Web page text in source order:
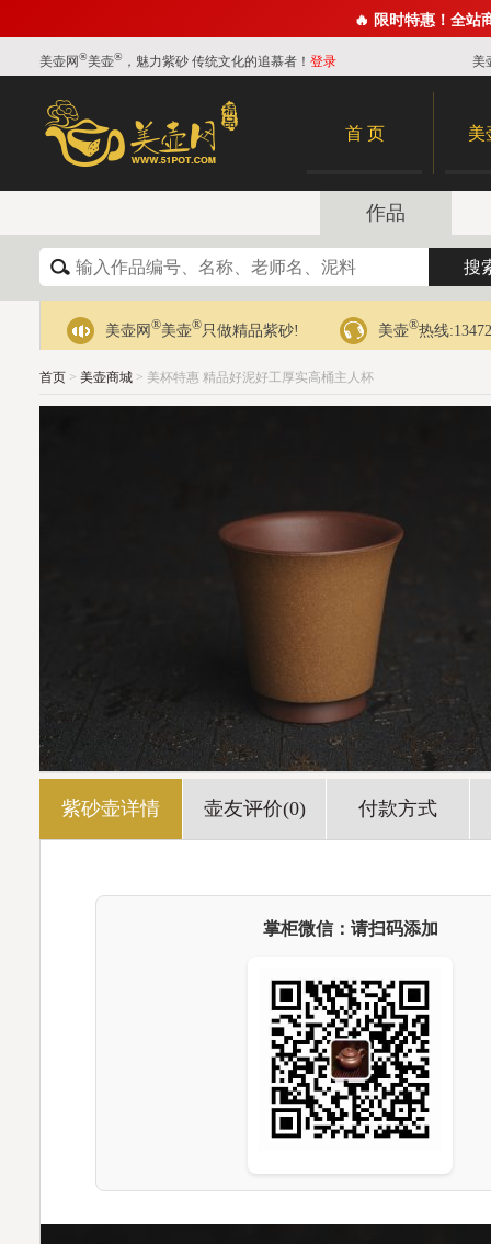
🔥 限时特惠！全站
美壶网®美壶® ，魅力紫砂 传统文化的追慕者！ 登录 美
首 页 美
作品
美壶网®美壶®只做精品紫砂! 美壶®热线
首页 > 美壶商城 > 美杯特惠 精品好泥好工厚实高桶主人杯
紫砂壶详情 壶友评价(0) 付款方式
掌柜微信：请扫码添加